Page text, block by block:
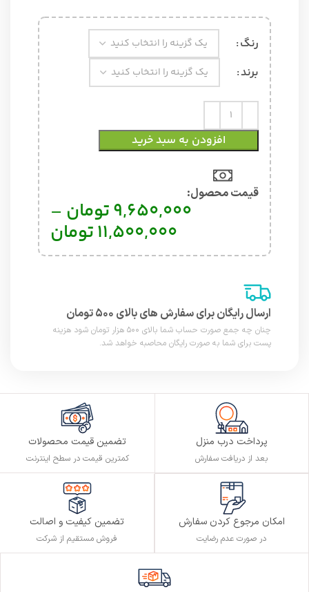
رنگ
برند
افزودن به سبد خرید
قیمت محصول:​
9,650,000تومان –
11,500,000تومان
ارسال رایگان برای سفارش های بالای ۵۰۰ تومان
چنان چه جمع صورت حساب شما بالای ۵۰۰ هزار تومان شود هزینه
پست برای شما به صورت رایگان محاصبه خواهد شد.
پرداخت درب منزل
بعد از دریافت سفارش
تضمین قیمت محصولات
کمترین قیمت در سطح اینترنت
امکان مرجوع کردن سفارش
در صورت عدم رضایت
تضمین کیفیت و اصالت
فروش مستقیم از شرکت